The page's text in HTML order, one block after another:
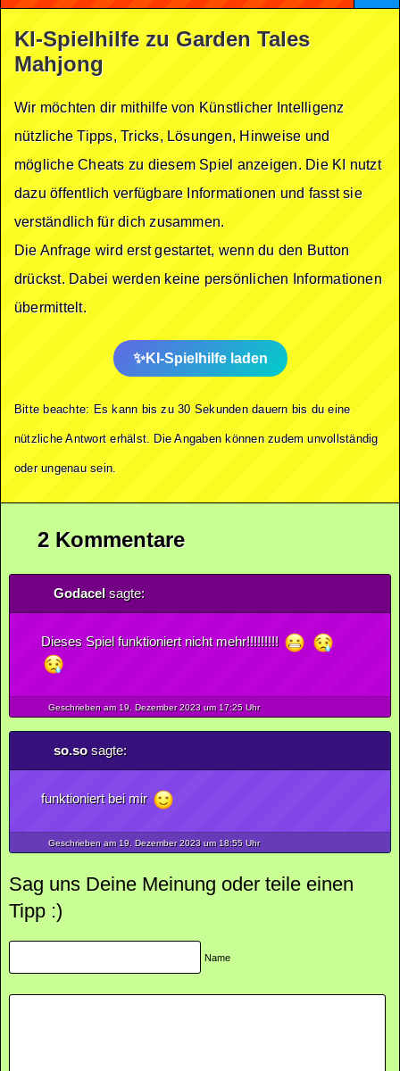
KI-Spielhilfe zu Garden Tales
Mahjong
Wir möchten dir mithilfe von Künstlicher Intelligenz
nützliche Tipps, Tricks, Lösungen, Hinweise und
mögliche Cheats zu diesem Spiel anzeigen. Die KI nutzt
dazu öffentlich verfügbare Informationen und fasst sie
verständlich für dich zusammen.
Die Anfrage wird erst gestartet, wenn du den Button
drückst. Dabei werden keine persönlichen Informationen
übermittelt.
KI-Spielhilfe laden
Bitte beachte: Es kann bis zu 30 Sekunden dauern bis du eine
nützliche Antwort erhälst. Die Angaben können zudem unvollständig
oder ungenau sein.
2 Kommentare
Godacelsagte:
Dieses Spiel funktioniert nicht mehr!!!!!!!!!
Geschrieben am 19. Dezember2023um 17:25 Uhr
so.sosagte:
funktioniert bei mir
Geschrieben am 19. Dezember2023um 18:55 Uhr
Sag uns Deine Meinung oder teile einen
Tipp :)
Name